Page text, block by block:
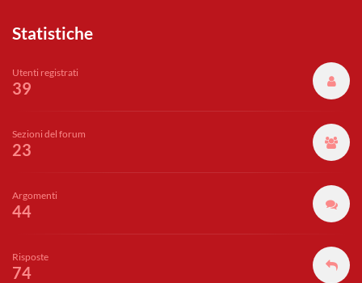
Statistiche
Utenti registrati
39
Sezioni del forum
23
Argomenti
44
Risposte
74